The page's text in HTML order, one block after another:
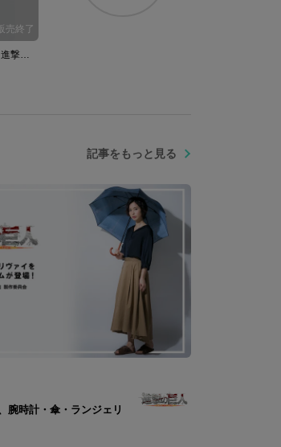
調査兵団 イヤリング 進撃の巨人
記事をもっと見る
腕時計・傘・ランジェリ